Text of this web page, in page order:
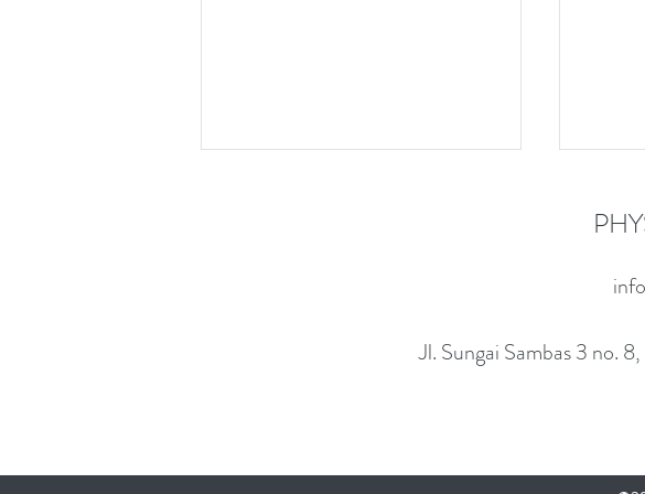
Dry Needling untuk Mengatasi
Yuk
Jl. Sungai Sambas 3 no.